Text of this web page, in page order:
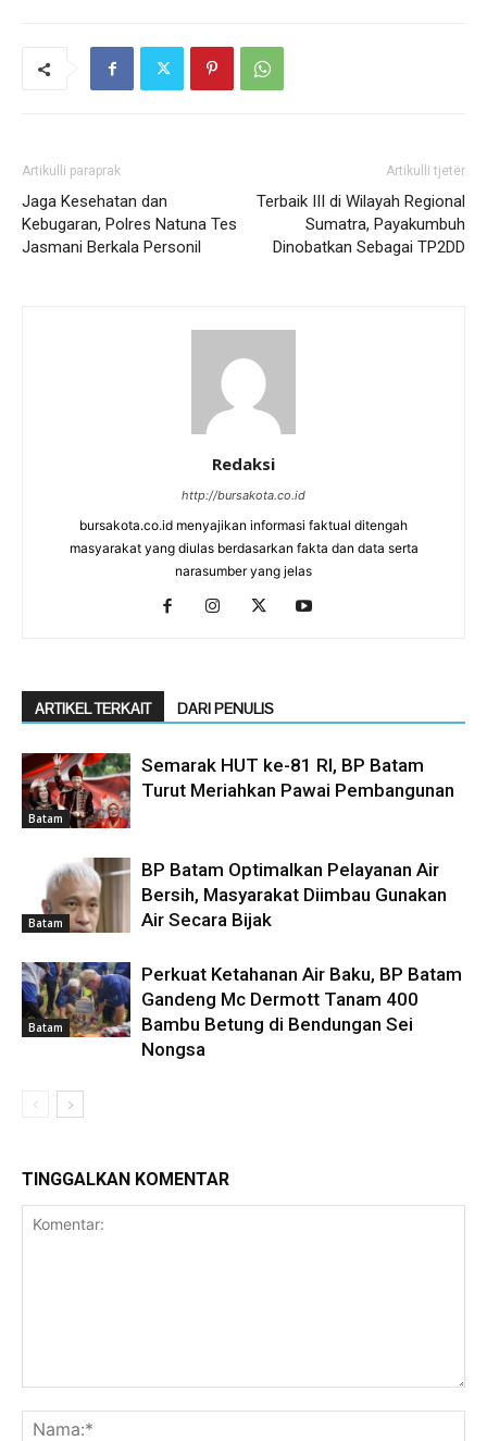
Artikulli paraprak
Jaga Kesehatan dan
Kebugaran, Polres Natuna Tes
Jasmani Berkala Personil
Artikulli tjetër
Terbaik III di Wilayah Regional
Sumatra, Payakumbuh
Dinobatkan Sebagai TP2DD
Redaksi
http://bursakota.co.id
bursakota.co.id menyajikan informasi faktual ditengah
masyarakat yang diulas berdasarkan fakta dan data serta
narasumber yang jelas
ARTIKEL TERKAIT DARI PENULIS
Batam
Semarak HUT ke-81 RI, BP Batam
Turut Meriahkan Pawai Pembangunan
Batam
BP Batam Optimalkan Pelayanan Air
Bersih, Masyarakat Diimbau Gunakan
Air Secara Bijak
Batam
Perkuat Ketahanan Air Baku, BP Batam
Gandeng Mc Dermott Tanam 400
Bambu Betung di Bendungan Sei
Nongsa
TINGGALKAN KOMENTAR